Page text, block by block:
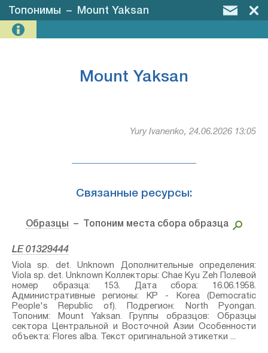
Топонимы – Mount Yaksan
Mount Yaksan
Yury Ivanenko, 24.06.2026 13:05
Связанные ресурсы:
Образцы – Топоним места сбора образца
LE 01329444
Viola sp.⁣ det. Unknown Дополнительные определения:
Viola sp.⁣ det. Unknown Коллекторы: Chae Kyu Zeh Полевой
номер образца: 153. Дата сбора: 16.06.1958.
Административные регионы: KP - Korea (Democratic
People's Republic of). Подрегион: North Pyongan.
Топоним: Mount Yaksan. Группы образцов: Образцы
сектора Центральной и Восточной Азии Особенности
объекта: Flores alba. Текст оригинальной этикетки ...